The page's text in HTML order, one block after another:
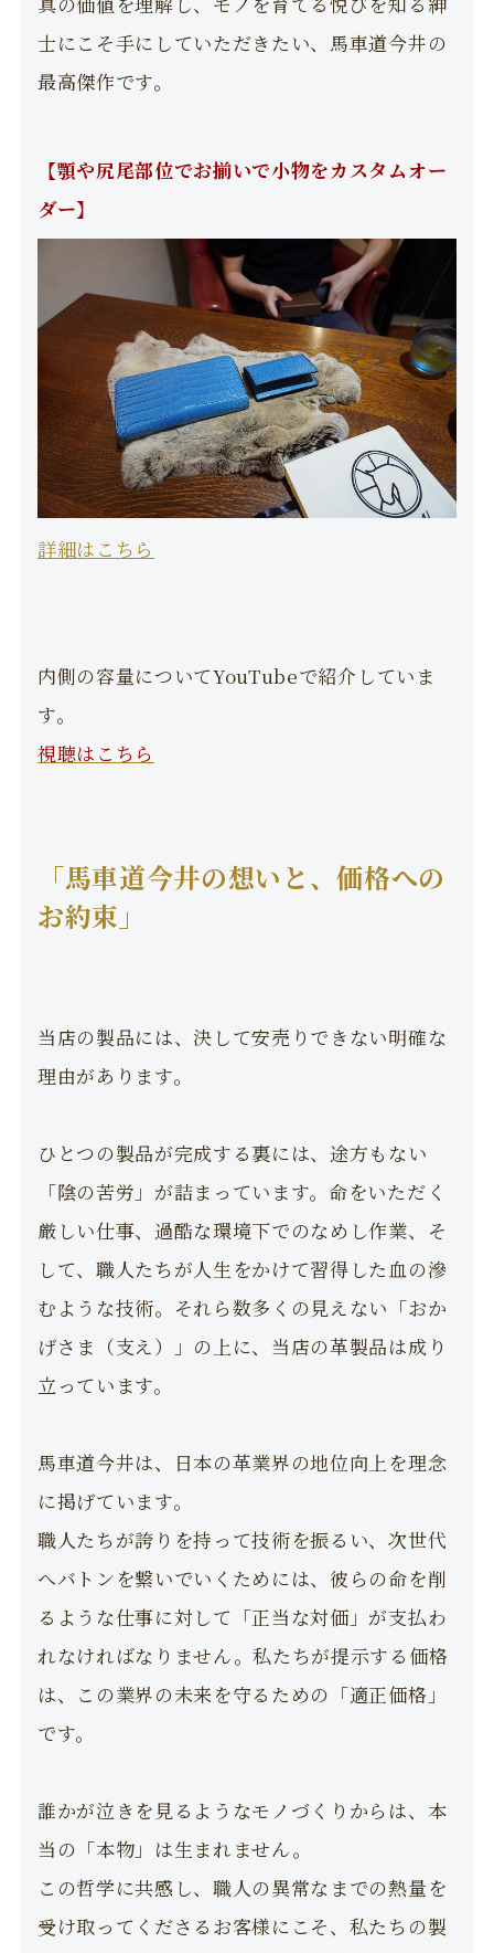
士にこそ手にしていただきたい、馬車道今井の
最高傑作です。
【顎や尻尾部位でお揃いで小物をカスタムオー
ダー】
詳細はこちら
内側の容量についてYouTubeで紹介していま
す。
視聴はこちら
「馬車道今井の想いと、価格への
お約束」
当店の製品には、決して安売りできない明確な
理由があります。
ひとつの製品が完成する裏には、途方もない
「陰の苦労」が詰まっています。命をいただく
厳しい仕事、過酷な環境下でのなめし作業、そ
して、職人たちが人生をかけて習得した血の滲
むような技術。それら数多くの見えない「おか
げさま（支え）」の上に、当店の革製品は成り
立っています。
馬車道今井は、日本の革業界の地位向上を理念
に掲げています。
職人たちが誇りを持って技術を振るい、次世代
へバトンを繋いでいくためには、彼らの命を削
るような仕事に対して「正当な対価」が支払わ
れなければなりません。私たちが提示する価格
は、この業界の未来を守るための「適正価格」
です。
誰かが泣きを見るようなモノづくりからは、本
当の「本物」は生まれません。
この哲学に共感し、職人の異常なまでの熱量を
受け取ってくださるお客様にこそ、私たちの製